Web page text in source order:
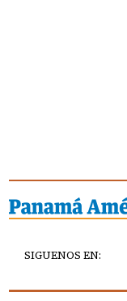
SIGUENOS EN: